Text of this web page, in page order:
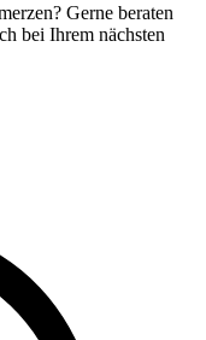
Gerne beraten
bei Ihrem nächsten